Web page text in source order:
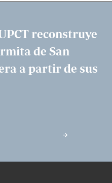
reconstruye
de San
a partir de sus